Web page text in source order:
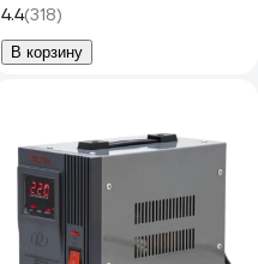
4.4(318)
В корзину